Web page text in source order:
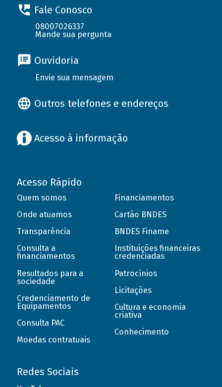
Fale Conosco
08007026337
Mande sua pergunta
Ouvidoria
Envie sua mensagem
Outros telefones e endereços
Acesso à informação
Acesso Rápido
Quem somos
Onde atuamos
Transparência
Consulta a
financiamentos
Resultados para a
sociedade
Credenciamento de
Equipamentos
Consulta PAC
Moedas contratuais
Financiamentos
Cartão BNDES
BNDES Finame
Instituições financeiras
credenciadas
Patrocínios
Licitações
Cultura e economia
criativa
Conhecimento
Redes Sociais